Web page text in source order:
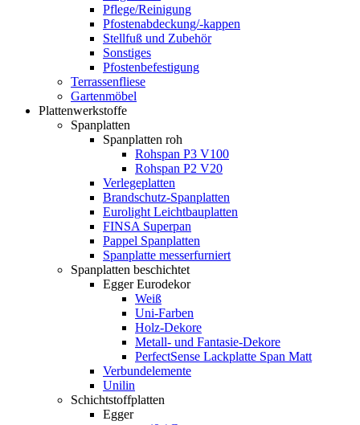
Pflege/Reinigung
Pfostenabdeckung/-kappen
Stellfuß und Zubehör
Sonstiges
Pfostenbefestigung
Terrassenfliese
Gartenmöbel
Plattenwerkstoffe
Spanplatten
Spanplatten roh
Rohspan P3 V100
Rohspan P2 V20
Verlegeplatten
Brandschutz-Spanplatten
Eurolight Leichtbauplatten
FINSA Superpan
Pappel Spanplatten
Spanplatte messerfurniert
Spanplatten beschichtet
Egger Eurodekor
Weiß
Uni-Farben
Holz-Dekore
Metall- und Fantasie-Dekore
PerfectSense Lackplatte Span Matt
Verbundelemente
Unilin
Schichtstoffplatten
Egger